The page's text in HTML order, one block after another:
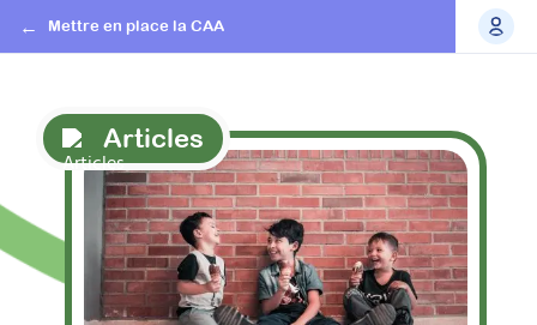
Mettre en place la CAA
Articles